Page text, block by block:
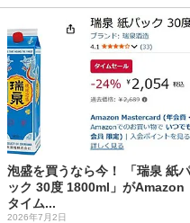
泡盛を買うなら今！ 「瑞泉 紙パ
ック 30度 1800ml」がAmazon
タイム...
2026年7月2日